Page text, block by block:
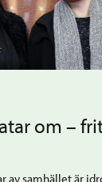
om –
av samhället är